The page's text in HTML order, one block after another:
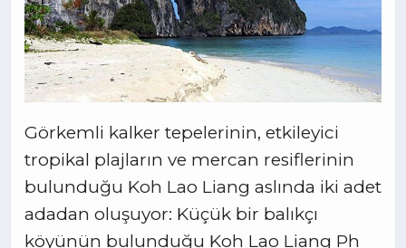
Görkemli kalker tepelerinin, etkileyici
tropikal plajların ve mercan resiflerinin
bulunduğu Koh Lao Liang aslında iki adet
adadan oluşuyor: Küçük bir balıkçı
köyünün bulunduğu Koh Lao Liang Ph